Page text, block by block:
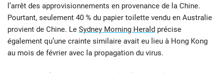
l’arrêt des approvisionnements en provenance de la Chine.
Pourtant, seulement 40 % du papier toilette vendu en Australie
provient de Chine. Le Sydney Morning Herald précise
également qu’une crainte similaire avait eu lieu à Hong Kong
au mois de février avec la propagation du virus.